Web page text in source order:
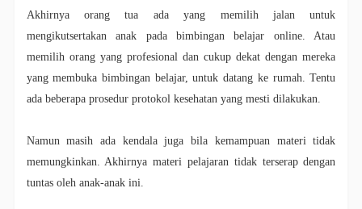
Akhirnya orang tua ada yang memilih jalan untuk
mengikutsertakan anak pada bimbingan belajar online. Atau
memilih orang yang profesional dan cukup dekat dengan mereka
yang membuka bimbingan belajar, untuk datang ke rumah. Tentu
ada beberapa prosedur protokol kesehatan yang mesti dilakukan.
Namun masih ada kendala juga bila kemampuan materi tidak
memungkinkan. Akhirnya materi pelajaran tidak terserap dengan
tuntas oleh anak-anak ini.